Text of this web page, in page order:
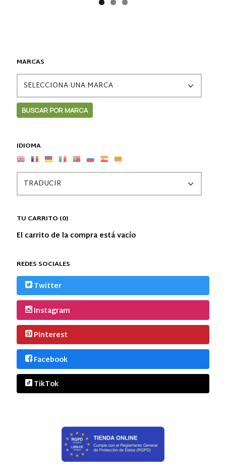
MARCAS
IDIOMA
TU CARRITO (0)
El carrito de la compra está vacío
REDES SOCIALES
Twitter
Instagram
Pinterest
Facebook
TikTok